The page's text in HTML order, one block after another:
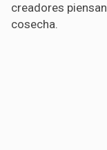
creadores
cosecha.